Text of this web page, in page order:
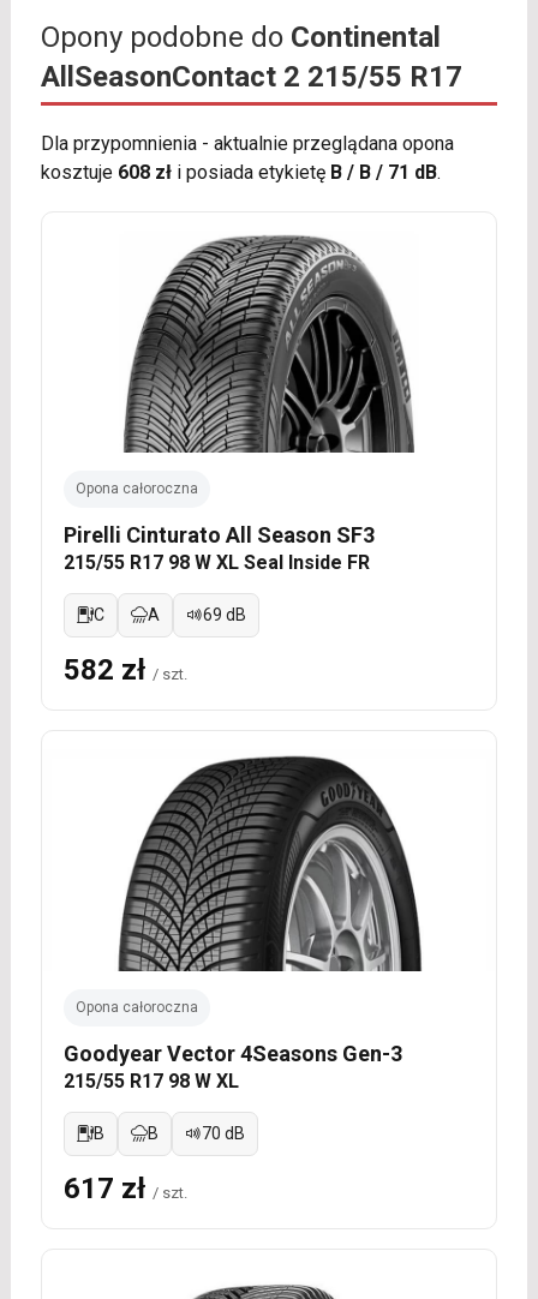
Opony podobne do Continental
AllSeasonContact 2 215/55 R17
Dla przypomnienia - aktualnie przeglądana opona
kosztuje 608 złi posiada etykietę B / B / 71 dB.
Opona całoroczna
Pirelli Cinturato All Season SF3
215/55 R17 98 W XL Seal Inside FR
C A 69 dB
582 zł / szt.
Opona całoroczna
Goodyear Vector 4Seasons Gen-3
215/55 R17 98 W XL
B B 70 dB
617 zł / szt.